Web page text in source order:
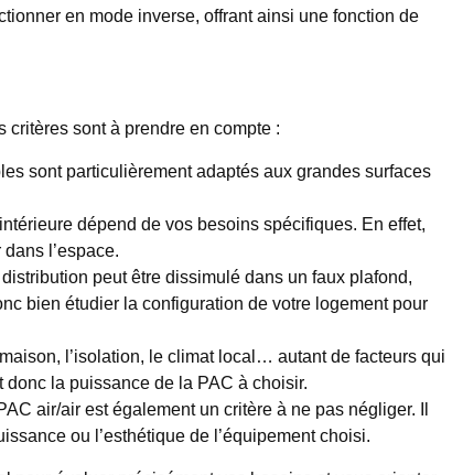
en mode inverse, offrant ainsi une fonction de
sont à prendre en compte :
sont particulièrement adaptés aux grandes surfaces
dépend de vos besoins spécifiques. En effet,
l’espace.
peut être dissimulé dans un faux plafond,
bien étudier la configuration de votre logement pour
l’isolation, le climat local… autant de facteurs qui
la puissance de la PAC à choisir.
air/air est également un critère à ne pas négliger. Il
ou l’esthétique de l’équipement choisi.